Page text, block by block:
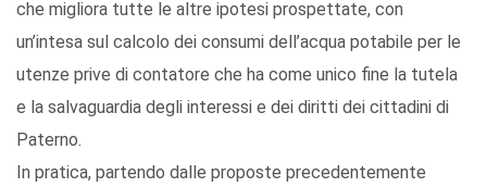
che migliora tutte le altre ipotesi prospettate, con
un’intesa sul calcolo dei consumi dell’acqua potabile per le
utenze prive di contatore che ha come unico fine la tutela
e la salvaguardia degli interessi e dei diritti dei cittadini di
Paterno.
In pratica, partendo dalle proposte precedentemente